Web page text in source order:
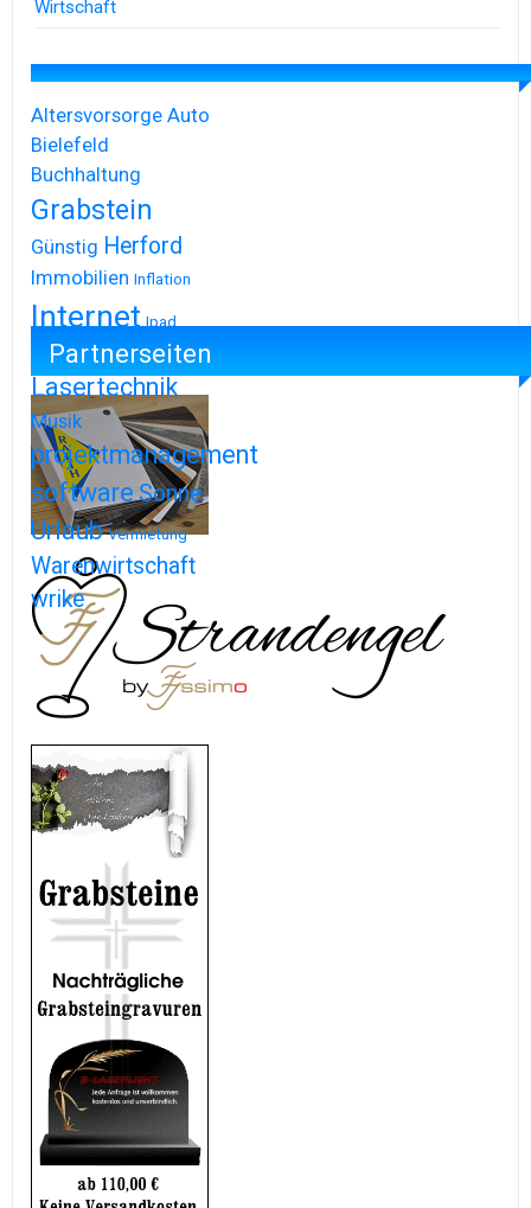
Wirtschaft
Altersvorsorge Auto
Bielefeld
Buchhaltung
Grabstein
Günstig Herford
Immobilien Inflation
Internet Ipad
Iphone
Lasertechnik
Musik
projektmanagement
softwareSonne
Urlaub Vermietung
Warenwirtschaft
wrike
Partnerseiten